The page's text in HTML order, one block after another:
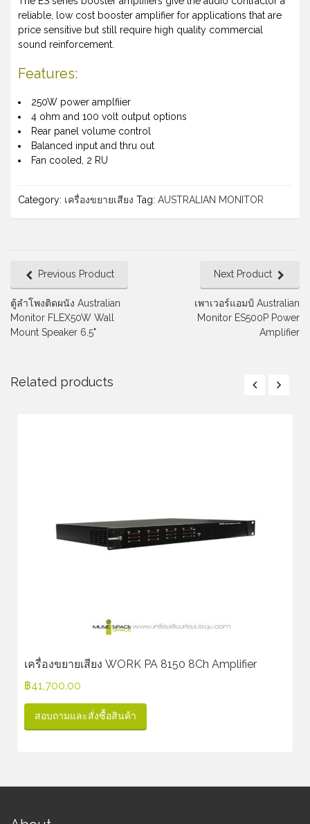
reliable, low cost booster amplifier for applications that are
price sensitive but still require high quality commercial
sound reinforcement.
Features:
250W power amplfiier
4 ohm and 100 volt output options
Rear panel volume control
Balanced input and thru out
Fan cooled, 2 RU
Category: เครื่องขยายเสียง Tag: AUSTRALIAN MONITOR
Previous Product
ตู้ลําโพงติดผนัง Australian
Monitor FLEX50W Wall
Mount Speaker 6.5"
Next Product
เพาเวอร์แอมป์ Australian
Monitor ES500P Power
Amplifier
Related products
เครื่องขยายเสียง WORK PA 8150 8Ch Amplifier
฿41,700.00
สอบถามและสั่งซื้อสินค้า